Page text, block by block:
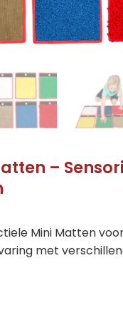
–
Mini Matten
met